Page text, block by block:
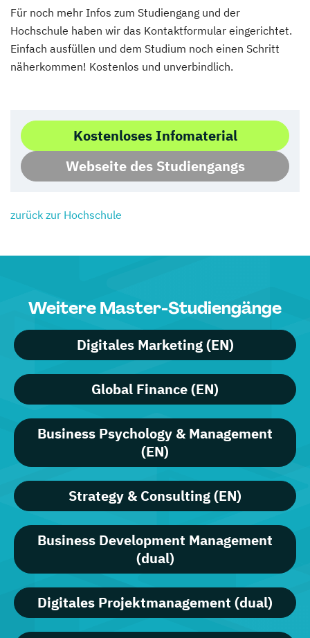
Für noch mehr Infos zum Studiengang und der
Hochschule haben wir das Kontaktformular eingerichtet.
Einfach ausfüllen und dem Studium noch einen Schritt
näherkommen! Kostenlos und unverbindlich.
Kostenloses Infomaterial
Webseite des Studiengangs
zurück zur Hochschule
Weitere Master-Studiengänge
Digitales Marketing (EN)
Global Finance (EN)
Business Psychology & Management
(EN)
Strategy & Consulting (EN)
Business Development Management
(dual)
Digitales Projektmanagement (dual)